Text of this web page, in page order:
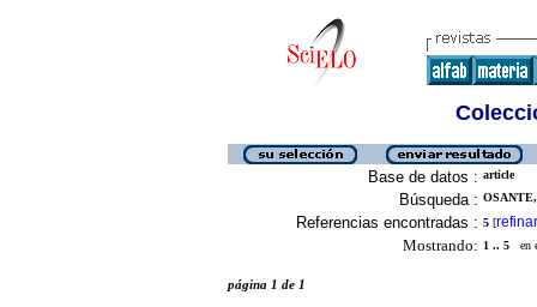
Base de datos : article
Búsqueda :
Referencias encontradas : 5 [refinar
Mostrando: 1 .. 5 en
página 1 de 1